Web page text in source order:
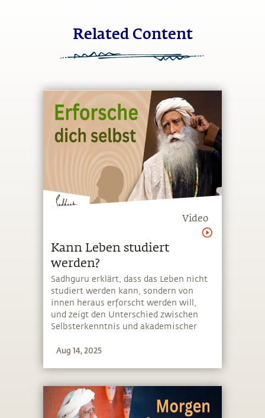
Related Content
Video
Kann Leben studiert
werden?
Sadhguru erklärt, dass das Leben nicht
studiert werden kann, sondern von
innen heraus erforscht werden will,
und zeigt den Unterschied zwischen
Selbsterkenntnis und akademischer
Aug 14, 2025